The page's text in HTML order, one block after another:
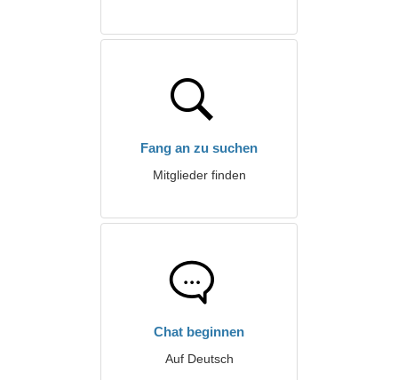
Fang an zu suchen
Mitglieder finden
Chat beginnen
Auf Deutsch